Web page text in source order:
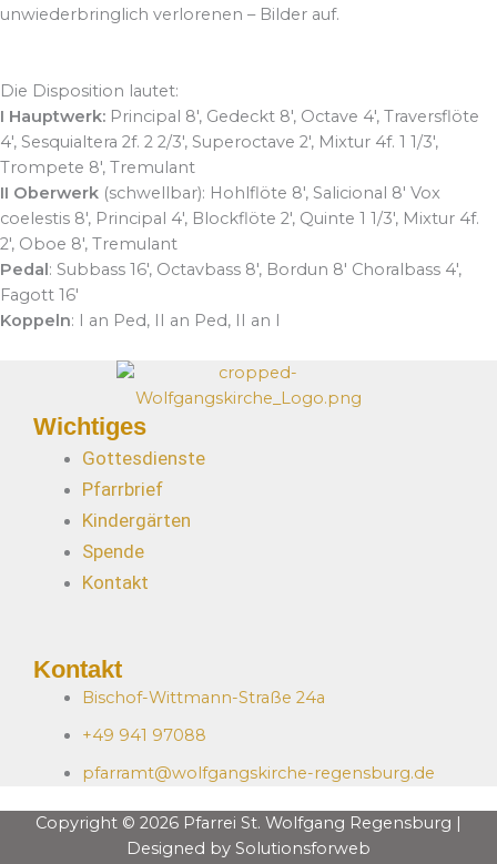
unwiederbringlich verlorenen – Bilder auf.
Die Disposition lautet:
I Hauptwerk: Principal 8′, Gedeckt 8′, Octave 4′, Traversflöte
4′, Sesquialtera 2f. 2 2/3′, Superoctave 2′, Mixtur 4f. 1 1/3′,
Trompete 8′, Tremulant
II Oberwerk (schwellbar): Hohlflöte 8′, Salicional 8′ Vox
coelestis 8′, Principal 4′, Blockflöte 2′, Quinte 1 1/3′, Mixtur 4f.
2′, Oboe 8′, Tremulant
Pedal: Subbass 16′, Octavbass 8′, Bordun 8′ Choralbass 4′,
Fagott 16′
Koppeln: I an Ped, II an Ped, II an I
Wichtiges
Gottesdienste
Pfarrbrief
Kindergärten
Spende
Kontakt
Kontakt
Bischof-Wittmann-Straße 24a
+49 941 97088
pfarramt@wolfgangskirche-regensburg.de
Copyright © 2026 Pfarrei St. Wolfgang Regensburg |
Designed by Solutionsforweb